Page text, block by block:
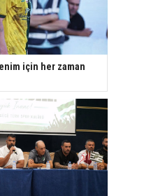
için her zaman